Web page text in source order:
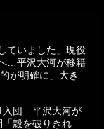
ていました」現役
…平沢大河が移籍
が明確に」大き
入団…平沢大河が
殻を破りきれ